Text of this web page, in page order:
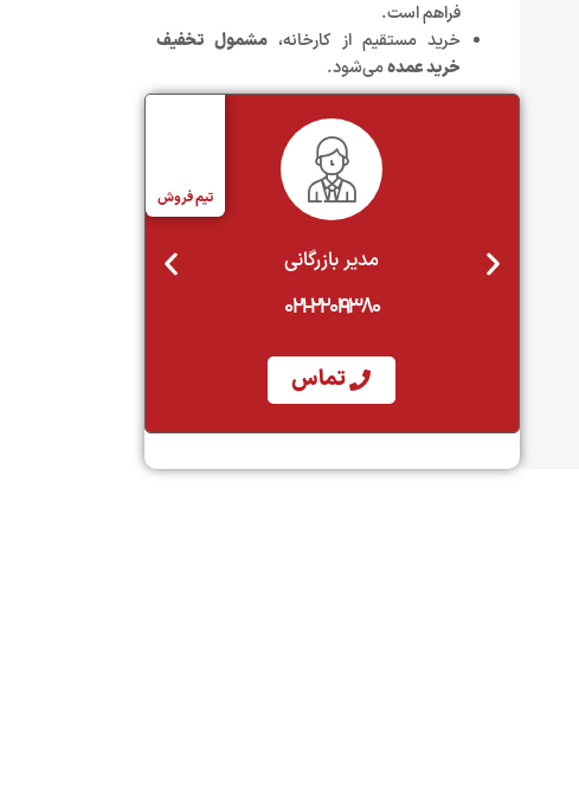
فراهم است.
خرید مستقیم از کارخانه، مشمول تخفیف
خرید عمدهمی‌شود.
مدیر بازرگانی
۰۲۱-۲۲۰۱۹۳۸۰
تماس
تیم فروش